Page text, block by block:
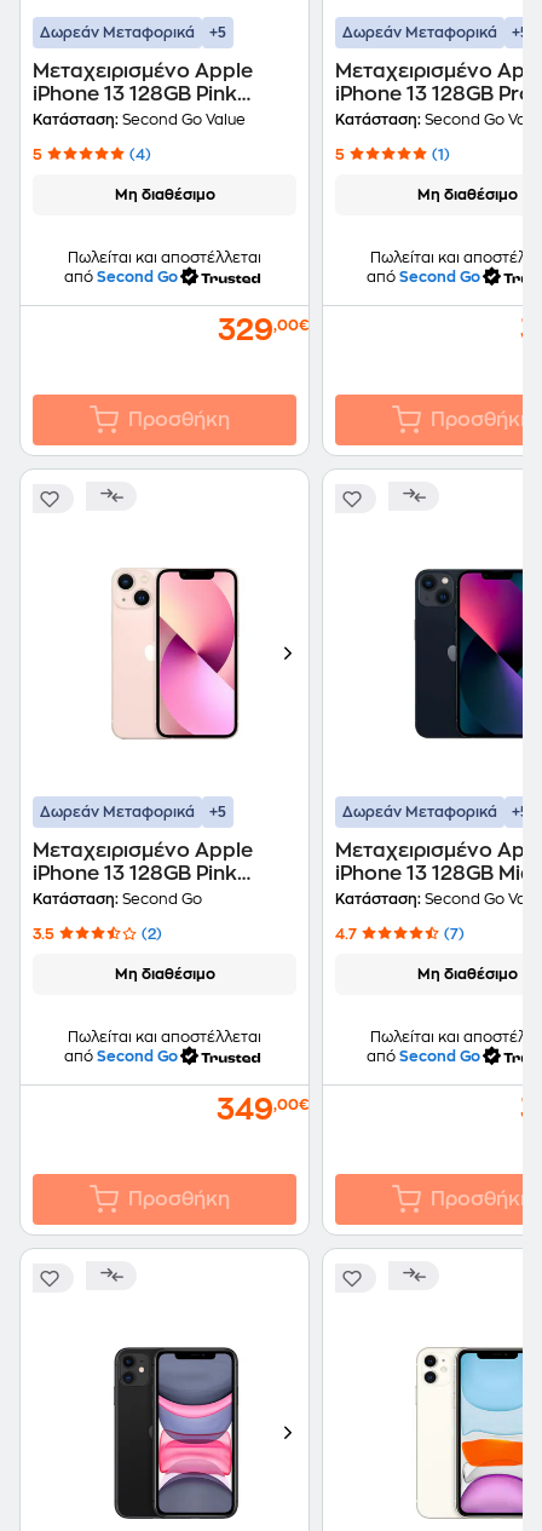
Δωρεάν Μεταφορικά +5
Μεταχειρισμένο Apple
iPhone 13 128GB Pink
second go value Certified
Κατάσταση: Second Go Value
5 (4)
Μη διαθέσιμο
Πωλείται και αποστέλλεται
από Second Go
329,00€
Προσθήκη
Δωρεάν Μεταφορικά +5
Μεταχειρισμένο
iPhone 13 128GB
Red second go value
Κατάσταση: Second Go
5 (1)
Μη διαθέσιμο
Πωλείται και
από Second Go
Προσθήκη
Δωρεάν Μεταφορικά +5
Μεταχειρισμένο Apple
iPhone 13 128GB Pink
second go Certified by
Κατάσταση: Second Go
3.5 (2)
Μη διαθέσιμο
Πωλείται και αποστέλλεται
από Second Go
349,00€
Προσθήκη
Δωρεάν Μεταφορικά +5
Μεταχειρισμένο
iPhone 13 128GB
second go value
Κατάσταση: Second Go
4.7 (7)
Μη διαθέσιμο
Πωλείται και
από Second Go
Προσθήκη